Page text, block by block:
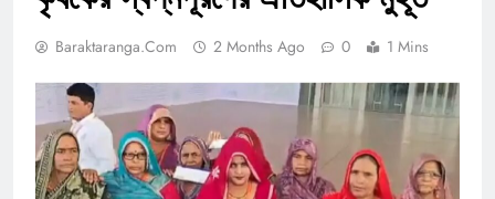
Baraktaranga.com 2 Months Ago 0 1 Mins